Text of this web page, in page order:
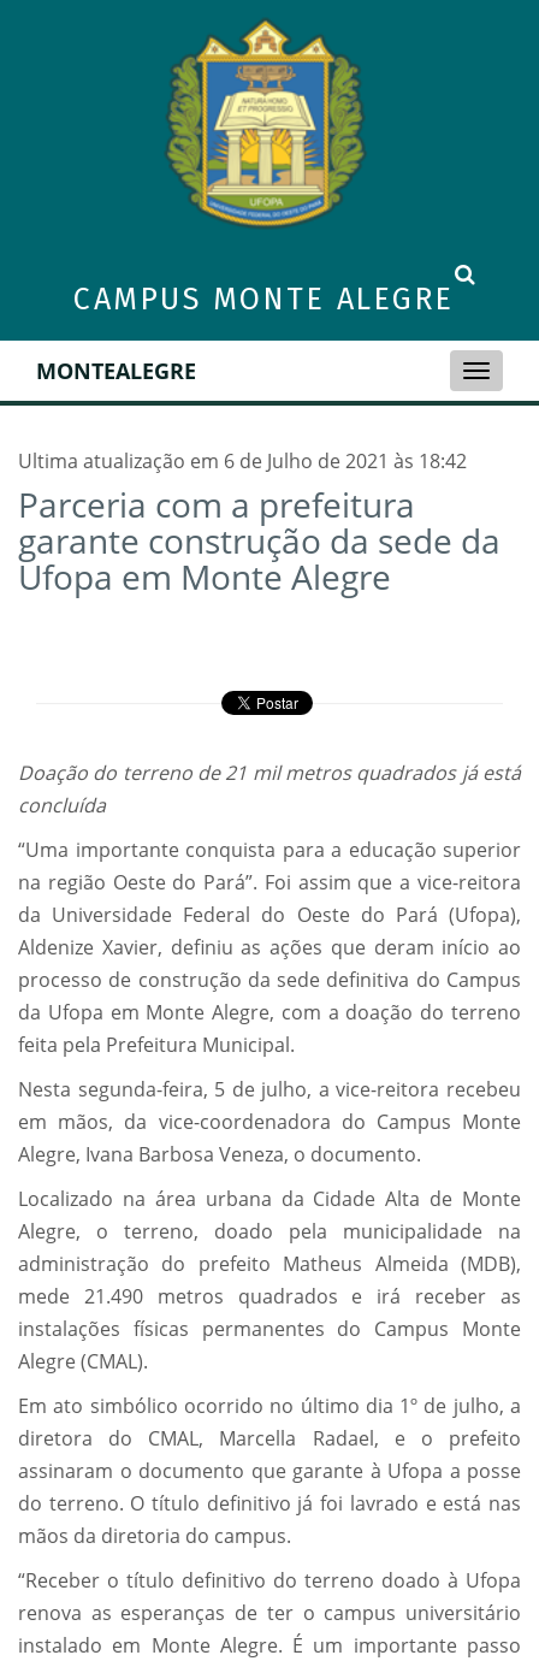
CAMPUS MONTE ALEGRE
Toggle
MONTEALEGRE
Ultima atualização em 6 de Julho de 2021 às 18:42
Parceria com a prefeitura
garante construção da sede da
Ufopa em Monte Alegre
Doação do terreno de 21 mil metros quadrados já está
concluída
“Uma importante conquista para a educação superior
na região Oeste do Pará”. Foi assim que a vice-reitora
da Universidade Federal do Oeste do Pará (Ufopa),
Aldenize Xavier, definiu as ações que deram início ao
processo de construção da sede definitiva do Campus
da Ufopa em Monte Alegre, com a doação do terreno
feita pela Prefeitura Municipal.
Nesta segunda-feira, 5 de julho, a vice-reitora recebeu
em mãos, da vice-coordenadora do Campus Monte
Alegre, Ivana Barbosa Veneza, o documento.
Localizado na área urbana da Cidade Alta de Monte
Alegre, o terreno, doado pela municipalidade na
administração do prefeito Matheus Almeida (MDB),
mede 21.490 metros quadrados e irá receber as
instalações físicas permanentes do Campus Monte
Alegre (CMAL).
Em ato simbólico ocorrido no último dia 1º de julho, a
diretora do CMAL, Marcella Radael, e o prefeito
assinaram o documento que garante à Ufopa a posse
do terreno. O título definitivo já foi lavrado e está nas
mãos da diretoria do campus.
“Receber o título definitivo do terreno doado à Ufopa
renova as esperanças de ter o campus universitário
instalado em Monte Alegre. É um importante passo